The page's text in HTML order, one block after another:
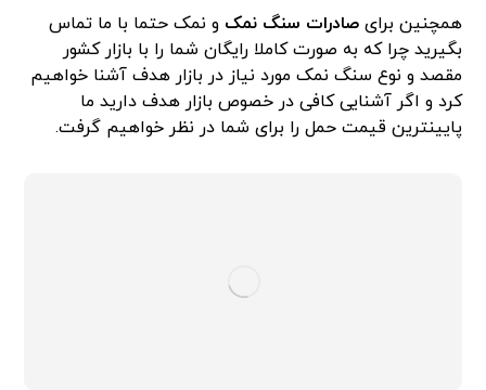
همچنین برایصادرات سنگ نمک و نمک حتما با ما تماس
بگیرید چرا که به صورت کاملا رایگان شما را با بازار کشور
مقصد و نوع سنگ نمک مورد نیاز در بازار هدف آشنا خواهیم
کرد و اگر آشنایی کافی در خصوص بازار هدف دارید ما
پایینترین قیمت حمل را برای شما در نظر خواهیم گرفت.